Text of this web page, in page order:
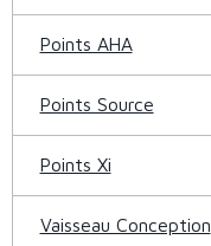
Points AHA
Points Source
Points Xi
Vaisseau Conception